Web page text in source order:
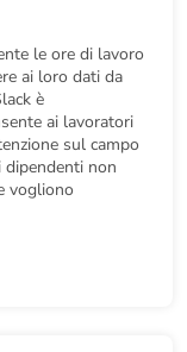
le ore di lavoro
ai loro dati da
è
ai lavoratori
sul campo
non
vogliono